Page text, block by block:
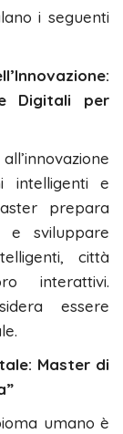
i seguenti
Digitali per
intelligenti e
prepara
e sviluppare
città
interattivi.
essere
Master di
umano è